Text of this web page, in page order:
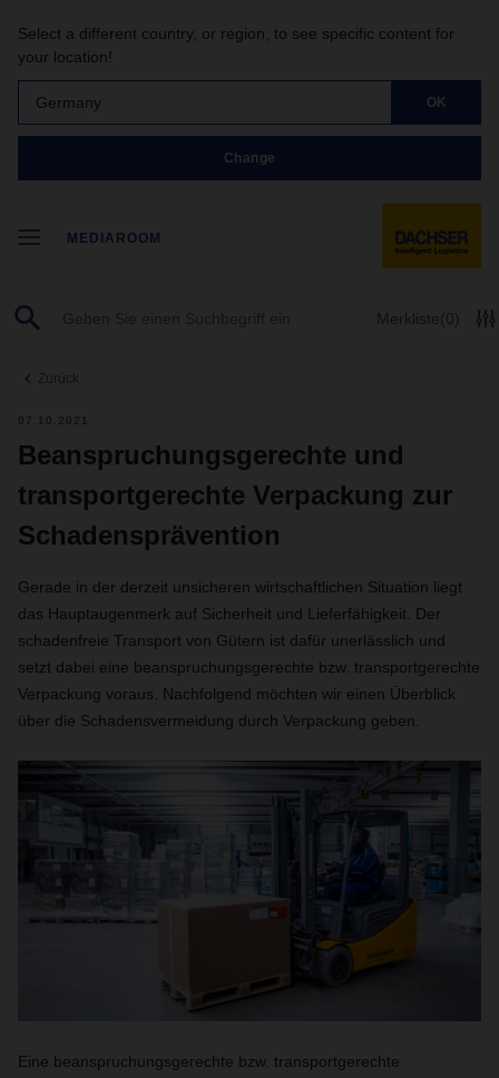
Select a different country, or region, to see specific content for
your location!
Germany OK
Change
MEDIAROOM
Merkliste(0)
Zurück
07.10.2021
Beanspruchungsgerechte und
transportgerechte Verpackung zur
Schadensprävention
Gerade in der derzeit unsicheren wirtschaftlichen Situation liegt
das Hauptaugenmerk auf Sicherheit und Lieferfähigkeit. Der
schadenfreie Transport von Gütern ist dafür unerlässlich und
setzt dabei eine beanspruchungsgerechte bzw. transportgerechte
Verpackung voraus. Nachfolgend möchten wir einen Überblick
über die Schadensvermeidung durch Verpackung geben.
Eine beanspruchungsgerechte bzw. transportgerechte